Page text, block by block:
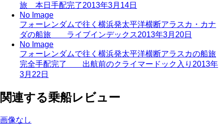
旅 本日手配完了2013年3月14日
No Image
フォーレンダムで往く横浜発太平洋横断アラスカ・カナ
ダの船旅 ライブインデックス2013年3月20日
No Image
フォーレンダムで往く横浜発太平洋横断アラスカの船旅
完全手配完了 出航前のクライマードック入り 2013年
3月22日
関連する乗船レビュー
画像なし